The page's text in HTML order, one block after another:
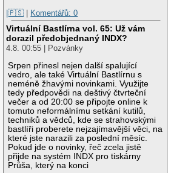
|🇵🇸 | Komentářů: 0
Virtuální Bastlírna vol. 65: Už vám
dorazil předobjednaný INDX?
4.8. 00:55 | Pozvánky
Srpen přinesl nejen další spalující
vedro, ale také Virtuální Bastlírnu s
neméně žhavými novinkami. Využijte
tedy předpovědi na deštivý čtvrteční
večer a od 20:00 se připojte online k
tomuto neformálnímu setkání kutilů,
techniků a vědců, kde se strahovskými
bastlíři proberete nejzajímavější věci, na
které jste narazili za poslední měsíc.
Pokud jde o novinky, řeč zcela jistě
přijde na systém INDX pro tiskárny
Průša, který na konci